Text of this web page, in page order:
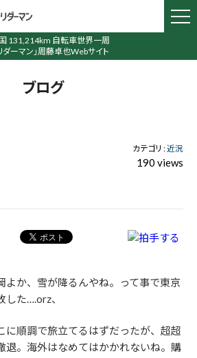
131,214km 自転車世界一周
ダーマン」周藤卓也Webサイト
ブログ
カテゴリ :近況
190 views
か、雪が降るんやね。って事で東京
した….orz、
順調で旅立てるはずだったが、超超
退。海外はなめてはかかれないね。購